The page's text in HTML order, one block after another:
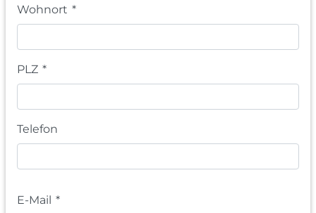
Wohnort *
PLZ *
Telefon
E-Mail *